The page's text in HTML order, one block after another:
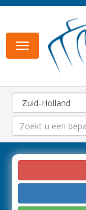
Toggle
navigation